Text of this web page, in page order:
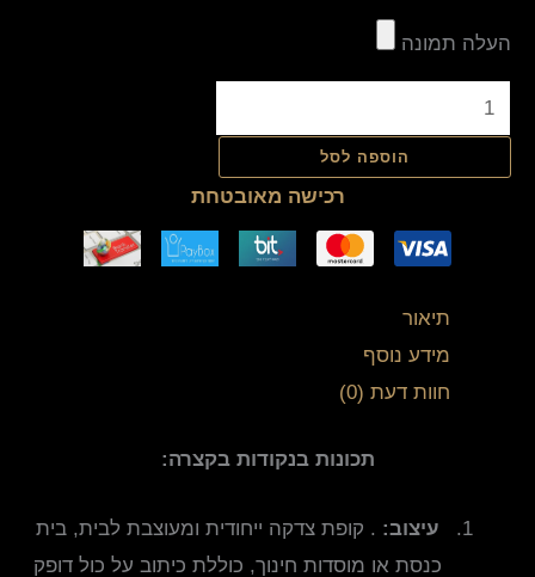
העלה תמונה
הוספה לסל
רכישה מאובטחת
תיאור
מידע נוסף
חוות דעת (0)
תכונות בנקודות בקצרה:
עיצוב: . קופת צדקה ייחודית ומעוצבת לבית, בית
כנסת או מוסדות חינוך, כוללת כיתוב על כול דופק